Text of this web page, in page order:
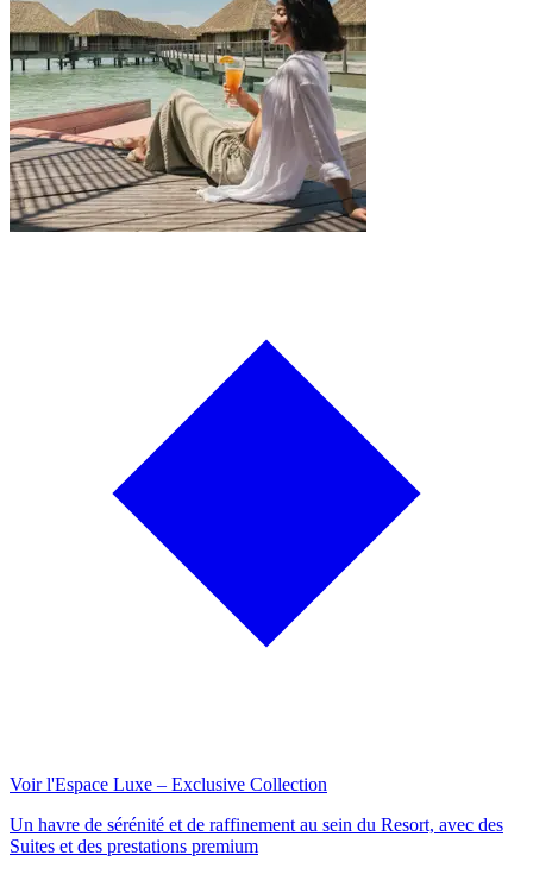
Voir l'Espace Luxe – Exclusive Collection
Un havre de sérénité et de raffinement au sein du Resort, avec des
Suites et des prestations premium